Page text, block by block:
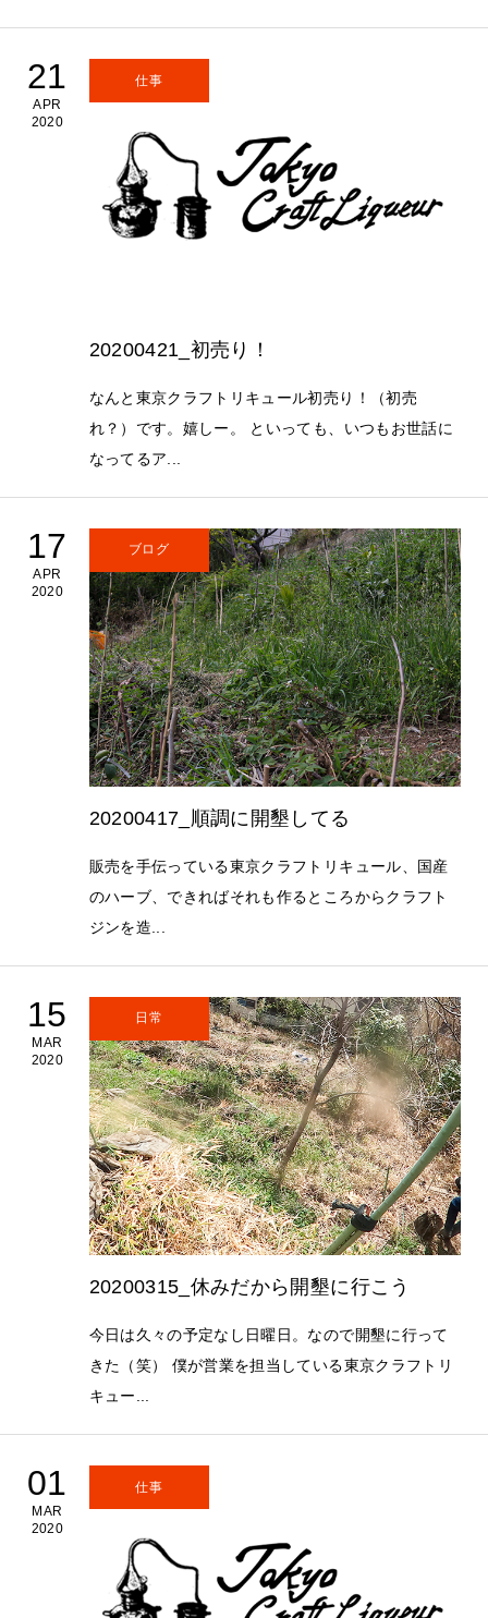
21
APR
2020
仕事
20200421_初売り！
なんと東京クラフトリキュール初売り！（初売
れ？）です。嬉しー。 といっても、いつもお世話に
なってるア...
17
APR
2020
ブログ
20200417_順調に開墾してる
販売を手伝っている東京クラフトリキュール、国産
のハーブ、できればそれも作るところからクラフト
ジンを造...
15
MAR
2020
日常
20200315_休みだから開墾に行こう
今日は久々の予定なし日曜日。なので開墾に行って
きた（笑） 僕が営業を担当している東京クラフトリ
キュー...
01
MAR
2020
仕事